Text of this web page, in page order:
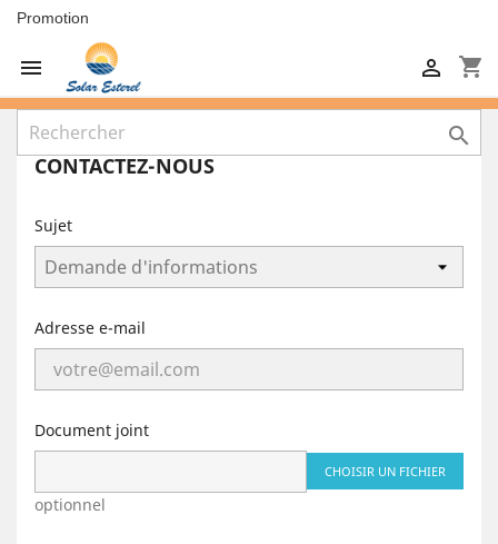
Promotion
 shopping_cart


CONTACTEZ-NOUS
Sujet
Adresse e-mail
Document joint
CHOISIR UN FICHIER
optionnel